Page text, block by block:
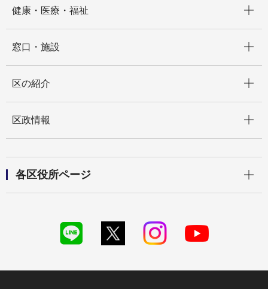
健康・医療・福祉
窓口・施設
区の紹介
区政情報
各区役所ページ